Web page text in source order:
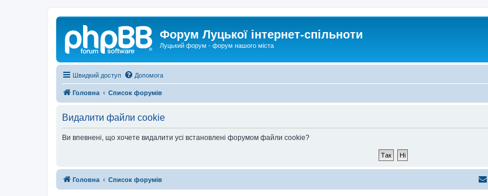
Форум Луцької інтернет-спільноти
Луцький форум - форум нашого міста
Швидкий доступ Допомога
Головна Список форумів
Видалити файли cookie
Ви впевнені, що хочете видалити усі встановлені форумом файли cookie?
Головна Список форумів